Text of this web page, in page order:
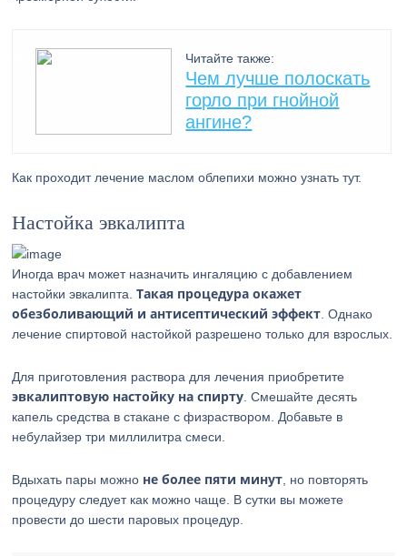
Читайте также:
Чем лучше полоскать
горло при гнойной
ангине?
Как проходит лечение маслом облепихи можно узнать тут.
Настойка эвкалипта
Иногда врач может назначить ингаляцию с добавлением
настойки эвкалипта.Такая процедура окажет
обезболивающий и антисептический эффект . Однако
лечение спиртовой настойкой разрешено только для взрослых.
Для приготовления раствора для лечения приобретите
эвкалиптовую настойку на спирту . Смешайте десять
капель средства в стакане с физраствором. Добавьте в
небулайзер три миллилитра смеси.
Вдыхать пары можно не более пяти минут , но повторять
процедуру следует как можно чаще. В сутки вы можете
провести до шести паровых процедур.